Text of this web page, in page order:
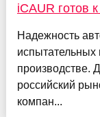
iCAUR готов
Надежность
испытательных
производстве.
российский
компан...